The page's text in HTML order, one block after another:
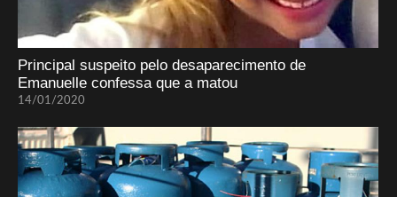
Principal suspeito pelo desaparecimento de
Emanuelle confessa que a matou
14/01/2020